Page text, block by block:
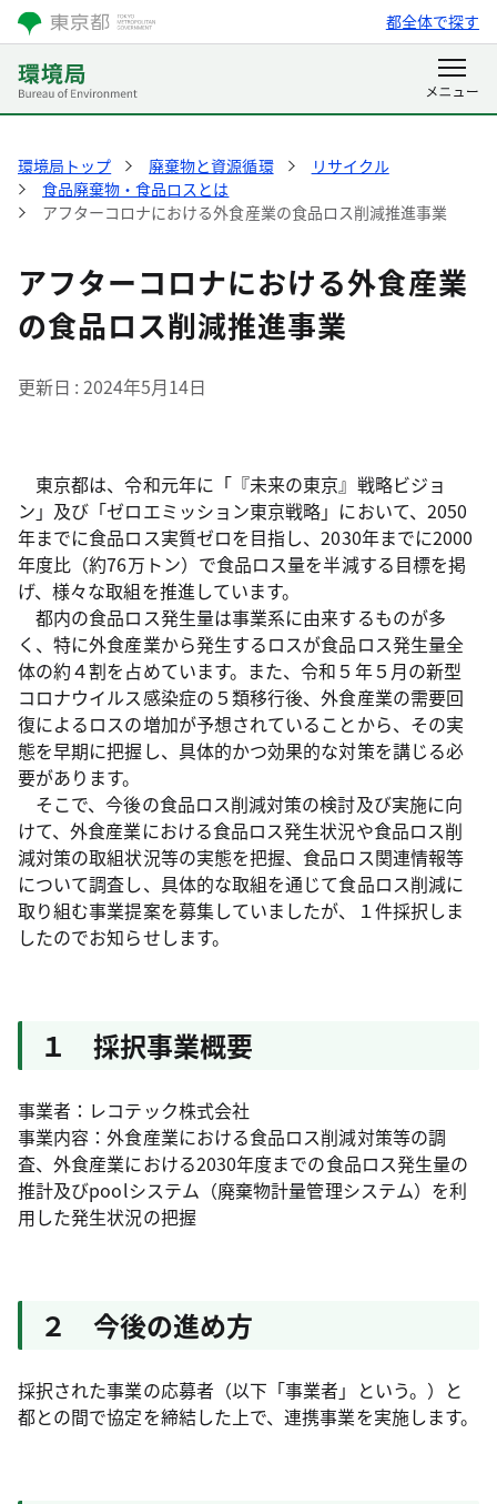
都全体で探す
環境局トップ 廃棄物と資源循環
リサイクル
食品廃棄物・食品ロスとは
アフターコロナにおける外食産業の食品ロス削減推進事業
アフターコロナにおける外食産業
の食品ロス削減推進事業
更新日 2024年5月14日
東京都は、令和元年に「『未来の東京』戦略ビジョ
ン」及び「ゼロエミッション東京戦略」において、2050
年までに食品ロス実質ゼロを目指し、2030年までに2000
年度比（約76万トン）で食品ロス量を半減する目標を掲
げ、様々な取組を推進しています。
都内の食品ロス発生量は事業系に由来するものが多
く、特に外食産業から発生するロスが食品ロス発生量全
体の約４割を占めています。また、令和５年５月の新型
コロナウイルス感染症の５類移行後、外食産業の需要回
復によるロスの増加が予想されていることから、その実
態を早期に把握し、具体的かつ効果的な対策を講じる必
要があります。
そこで、今後の食品ロス削減対策の検討及び実施に向
けて、外食産業における食品ロス発生状況や食品ロス削
減対策の取組状況等の実態を把握、食品ロス関連情報等
について調査し、具体的な取組を通じて食品ロス削減に
取り組む事業提案を募集していましたが、１件採択しま
したのでお知らせします。
１ 採択事業概要
事業者：レコテック株式会社
事業内容：外食産業における食品ロス削減対策等の調
査、外食産業における2030年度までの食品ロス発生量の
推計及びpoolシステム（廃棄物計量管理システム）を利
用した発生状況の把握
２ 今後の進め方
採択された事業の応募者（以下「事業者」という。）と
都との間で協定を締結した上で、連携事業を実施します。